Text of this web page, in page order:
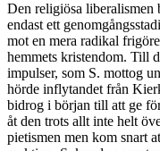
Den religiösa liberalismen
endast ett
mot en mera radikal
hemmets kristendom. Till
impulser, som S. mottog
hörde inflytandet från
bidrog i början till att ge
åt den trots allt inte helt
pietismen men kom snart